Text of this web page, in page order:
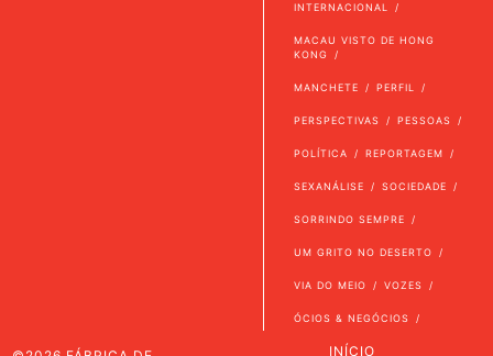
INTERNACIONAL
MACAU VISTO DE HONG
KONG
MANCHETE PERFIL
PERSPECTIVAS PESSOAS
POLÍTICA REPORTAGEM
SEXANÁLISE SOCIEDADE
SORRINDO SEMPRE
UM GRITO NO DESERTO
VIA DO MEIO VOZES
ÓCIOS & NEGÓCIOS
INÍCIO